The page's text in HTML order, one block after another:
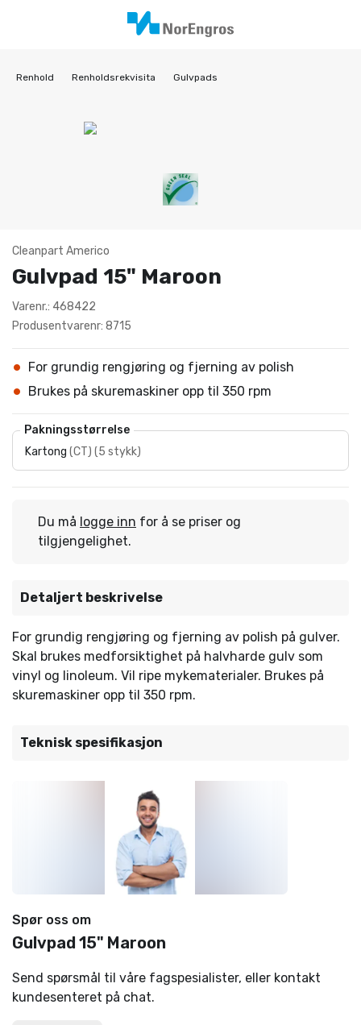
Renhold Renholdsrekvisita Gulvpads
Cleanpart Americo
Gulvpad 15" Maroon
Varenr.: 468422
Produsentvarenr: 8715
For grundig rengjøring og fjerning av polish
Brukes på skuremaskiner opp til 350 rpm
Pakningsstørrelse
Kartong (CT) (5 stykk)
Du må logge inn for å se priser og
tilgjengelighet.
Detaljert beskrivelse
For grundig rengjøring og fjerning av polish på gulver.
Skal brukes medforsiktighet på halvharde gulv som
vinyl og linoleum. Vil ripe mykematerialer. Brukes på
skuremaskiner opp til 350 rpm.
Teknisk spesifikasjon
Spør oss om
Gulvpad 15" Maroon
Send spørsmål til våre fagspesialister, eller kontakt
kundesenteret på chat.